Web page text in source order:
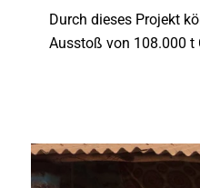
Durch dieses Projekt
Ausstoß von 108.000 t